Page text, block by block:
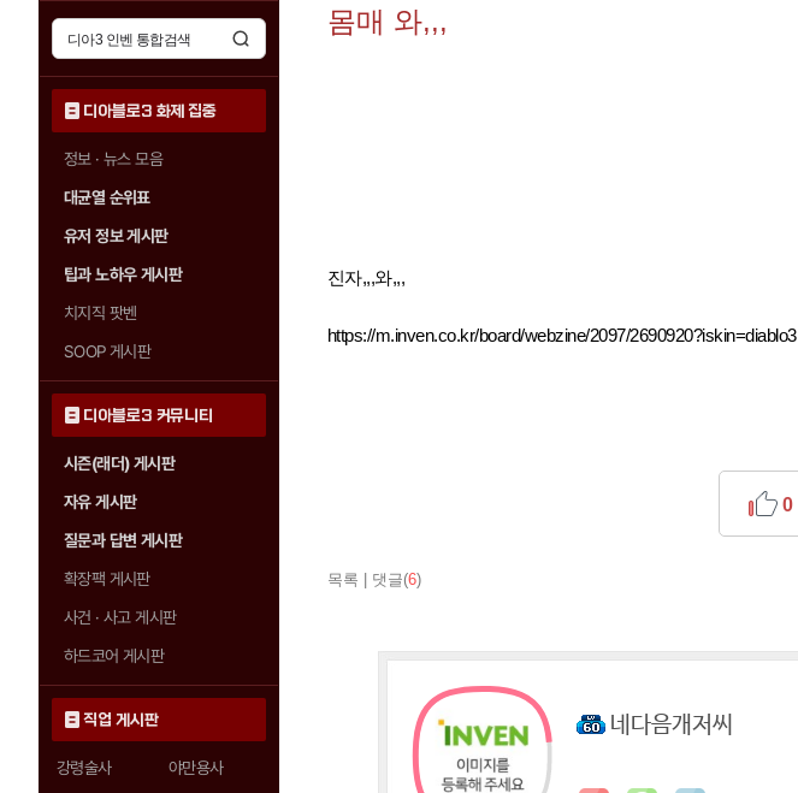
디아블로3 화제 집중
정보 · 뉴스 모음
대균열 순위표
유저 정보 게시판
팁과 노하우 게시판
치지직 팟벤
SOOP 게시판
디아블로3 커뮤니티
시즌(래더) 게시판
자유 게시판
질문과 답변 게시판
확장팩 게시판
사건 · 사고 게시판
하드코어 게시판
직업 게시판
강령술사
야만용사
몸매 와,,,
진자,,,와,,,
https://m.inven.co.kr/board/webzine/2097/2690920?iskin=diablo3
목록 댓글(6)
0
네다음개저씨